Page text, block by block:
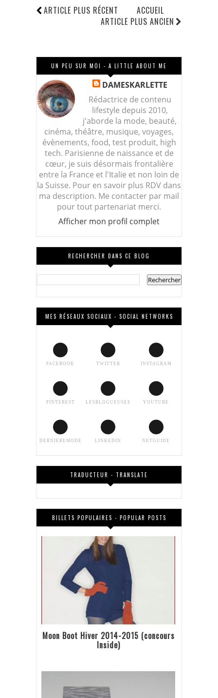
ARTICLE PLUS RÉCENT
ARTICLE PLUS ANCIEN
ACCUEIL
UN PEU SUR MOI - A LITTLE ABOUT ME
DAMESKARLETTE
Rédactrice de contenu
lifestyle depuis 2010,
j'aborde la mode, beauté,
cinéma, théâtre, musique, voyages,
évènements, food, test produit, high
tech. Parisienne de naissance et de
cœur, je suis désormais frontalière
entre la France et l'Italie et non loin de
la Suisse. Pour en savoir plus RDV dans
ma description. Me contacter par mail
pour tout partenariat merci.
Afficher mon profil complet
RECHERCHER DANS CE BLOG
MES RÉSEAUX SOCIAUX - SOCIAL NETWORKS
FACEBOOK TWITTER INSTAGRAM
PINTEREST LESBLOGUEUSES YOUTUBE
DERNIEREMODE LINKEDIN NETGUIDE
TRADUCTEUR - TRANSLATE
BILLETS POPULAIRES - POPULAR POSTS
Moon Boot Hiver 2014-2015 (concours
Inside)